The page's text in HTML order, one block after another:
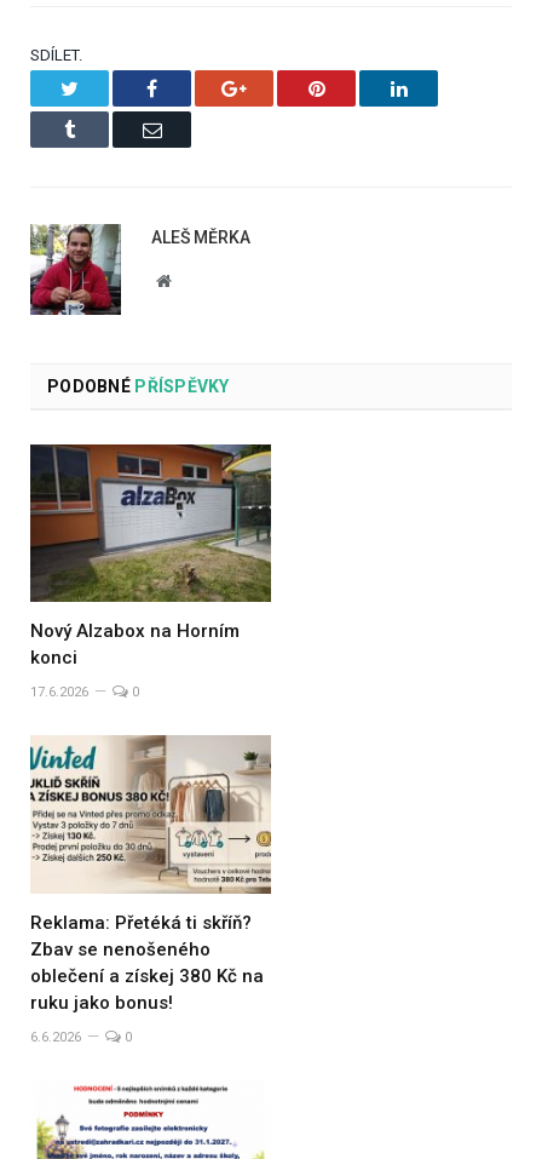
SDÍLET.
Facebook Google+ Pinterest LinkedIn
Tumblr Email
ALEŠ MĚRKA
Website
PODOBNÉPŘÍSPĚVKY
Nový Alzabox na Horním
konci
17.6.2026 0
Reklama: Přetéká ti skříň?
Zbav se nenošeného
oblečení a získej 380 Kč na
ruku jako bonus!
6.6.2026 0